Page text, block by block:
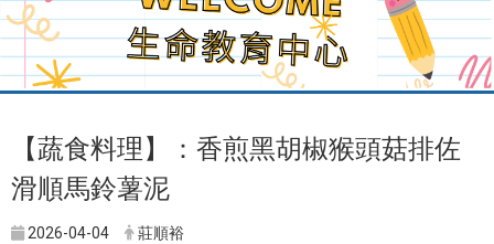
【蔬食料理】：香煎黑胡椒猴頭菇排佐
滑順馬鈴薯泥
2026-04-04 莊順裕